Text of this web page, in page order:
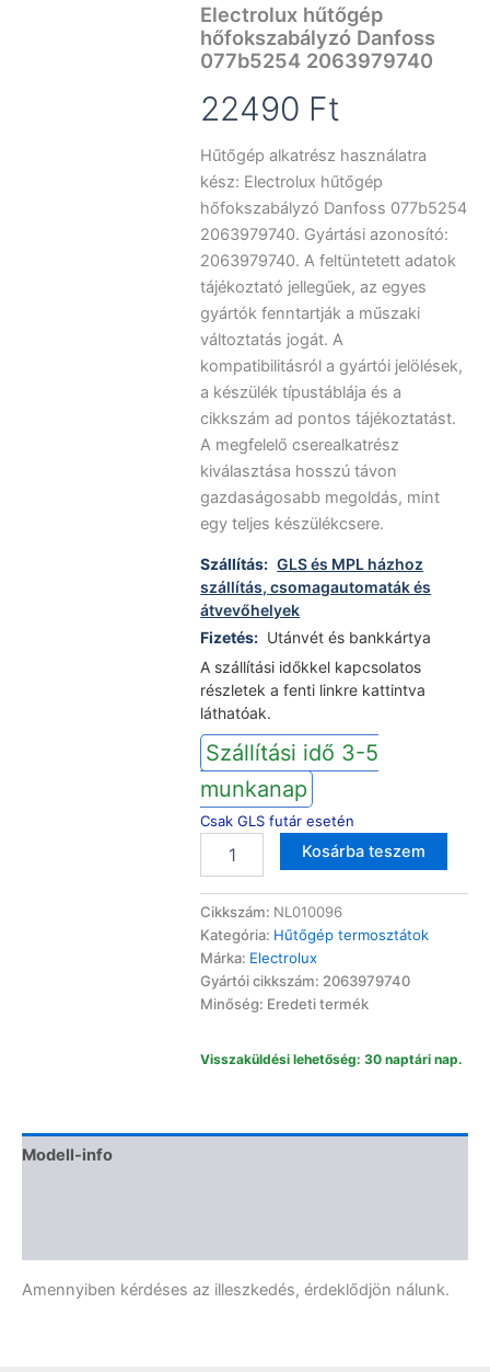
Electrolux hűtőgép
hőfokszabályzó Danfoss
077b5254 2063979740
22490 Ft
Hűtőgép alkatrész használatra
kész: Electrolux hűtőgép
hőfokszabályzó Danfoss 077b5254
2063979740. Gyártási azonosító:
2063979740. A feltüntetett adatok
tájékoztató jellegűek, az egyes
gyártók fenntartják a műszaki
változtatás jogát. A
kompatibilitásról a gyártói jelölések,
a készülék típustáblája és a
cikkszám ad pontos tájékoztatást.
A megfelelő cserealkatrész
kiválasztása hosszú távon
gazdaságosabb megoldás, mint
egy teljes készülékcsere.
Szállítás: GLS és MPL házhoz
szállítás, csomagautomaták és
átvevőhelyek
Fizetés: Utánvét és bankkártya
A szállítási időkkel kapcsolatos
részletek a fenti linkre kattintva
láthatóak.
Szállítási idő 3-5
munkanap
Csak GLS futár esetén
hűtőgép
Danfoss
077b5254
2063979740
mennyiség
Kosárba teszem
Cikkszám: NL010096
Kategória: Hűtőgép termosztátok
Márka: Electrolux
Gyártói cikkszám: 2063979740
Minőség: Eredeti termék
Visszaküldési lehetőség: 30 naptári nap.
Modell-info
Amennyiben kérdéses az illeszkedés, érdeklődjön nálunk.